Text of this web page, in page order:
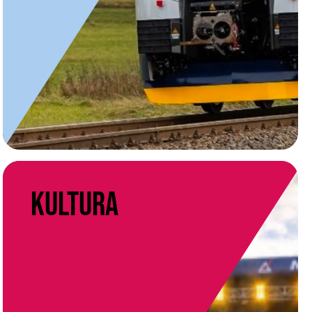
Kultura